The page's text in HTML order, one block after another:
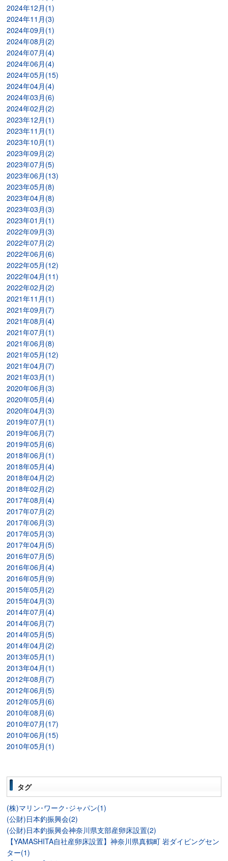
2024年12月(1)
2024年11月(3)
2024年09月(1)
2024年08月(2)
2024年07月(4)
2024年06月(4)
2024年05月(15)
2024年04月(4)
2024年03月(6)
2024年02月(2)
2023年12月(1)
2023年11月(1)
2023年10月(1)
2023年09月(2)
2023年07月(5)
2023年06月(13)
2023年05月(8)
2023年04月(8)
2023年03月(3)
2023年01月(1)
2022年09月(3)
2022年07月(2)
2022年06月(6)
2022年05月(12)
2022年04月(11)
2022年02月(2)
2021年11月(1)
2021年09月(7)
2021年08月(4)
2021年07月(1)
2021年06月(8)
2021年05月(12)
2021年04月(7)
2021年03月(1)
2020年06月(3)
2020年05月(4)
2020年04月(3)
2019年07月(1)
2019年06月(7)
2019年05月(6)
2018年06月(1)
2018年05月(4)
2018年04月(2)
2018年02月(2)
2017年08月(4)
2017年07月(2)
2017年06月(3)
2017年05月(3)
2017年04月(5)
2016年07月(5)
2016年06月(4)
2016年05月(9)
2015年05月(2)
2015年04月(3)
2014年07月(4)
2014年06月(7)
2014年05月(5)
2014年04月(2)
2013年05月(1)
2013年04月(1)
2012年08月(7)
2012年06月(5)
2012年05月(6)
2010年08月(6)
2010年07月(17)
2010年06月(15)
2010年05月(1)
タグ
(株)マリン･ワーク･ジャパン(1)
(公財)日本釣振興会(2)
(公財)日本釣振興会神奈川県支部産卵床設置(2)
【YAMASHITA自社産卵床設置】神奈川県真鶴町 岩ダイビングセン
ター(1)